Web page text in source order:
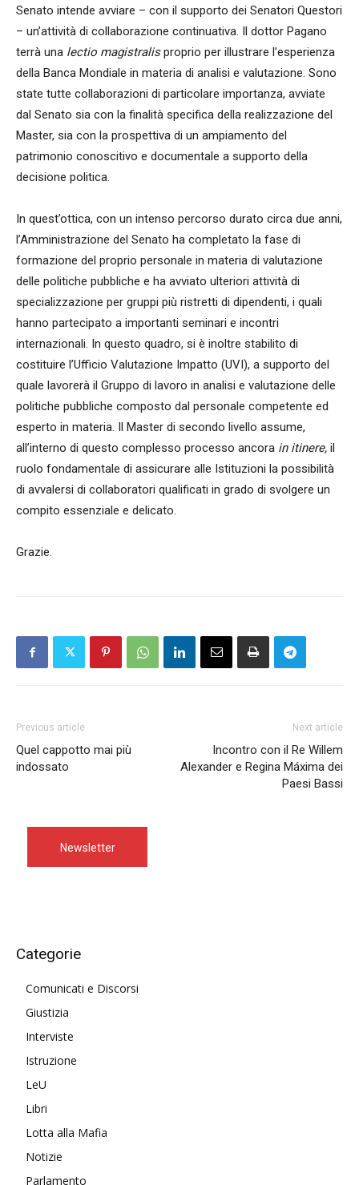
Senato intende avviare – con il supporto dei Senatori Questori
– un’attività di collaborazione continuativa. Il dottor Pagano
terrà una lectio magistralisproprio per illustrare l’esperienza
della Banca Mondiale in materia di analisi e valutazione. Sono
state tutte collaborazioni di particolare importanza, avviate
dal Senato sia con la finalità specifica della realizzazione del
Master, sia con la prospettiva di un ampiamento del
patrimonio conoscitivo e documentale a supporto della
decisione politica.
In quest’ottica, con un intenso percorso durato circa due anni,
l’Amministrazione del Senato ha completato la fase di
formazione del proprio personale in materia di valutazione
delle politiche pubbliche e ha avviato ulteriori attività di
specializzazione per gruppi più ristretti di dipendenti, i quali
hanno partecipato a importanti seminari e incontri
internazionali. In questo quadro, si è inoltre stabilito di
costituire l’Ufficio Valutazione Impatto (UVI), a supporto del
quale lavorerà il Gruppo di lavoro in analisi e valutazione delle
politiche pubbliche composto dal personale competente ed
esperto in materia. Il Master di secondo livello assume,
all’interno di questo complesso processo ancora in itinere, il
ruolo fondamentale di assicurare alle Istituzioni la possibilità
di avvalersi di collaboratori qualificati in grado di svolgere un
compito essenziale e delicato.
Grazie.
Previous article
Quel cappotto mai più
indossato
Next article
Incontro con il Re Willem
Alexander e Regina Máxima dei
Paesi Bassi
Newsletter
Categorie
Comunicati e Discorsi
Giustizia
Interviste
Istruzione
LeU
Libri
Lotta alla Mafia
Notizie
Parlamento